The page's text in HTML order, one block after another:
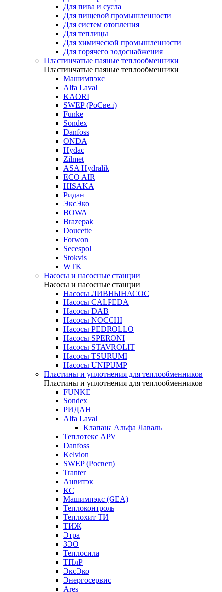
Для пива и сусла
Для пищевой промышленности
Для систем отопления
Для теплицы
Для химической промышленности
Для горячего водоснабжения
Пластинчатые паяные теплообменники
Пластинчатые паяные теплообменники
Машимпэкс
Alfa Laval
KAORI
SWEP (РоСвеп)
Funke
Sondex
Danfoss
ONDA
Hydac
Zilmet
ASA Hydralik
ECO AIR
HISAKA
Ридан
ЭксЭко
BOWA
Brazepak
Doucette
Forwon
Secespol
Stokvis
WTK
Насосы и насосные станции
Насосы и насосные станции
Насосы ЛИВНЫНАСОС
Насосы CALPEDA
Насосы DAB
Насосы NOCCHI
Насосы PEDROLLO
Насосы SPERONI
Насосы STAVROLIT
Насосы TSURUMI
Насосы UNIPUMP
Пластины и уплотнения для теплообменников
Пластины и уплотнения для теплообменников
FUNKE
Sondex
РИДАН
Alfa Laval
Клапана Альфа Лаваль
Теплотекс APV
Danfoss
Kelvion
SWEP (Росвеп)
Tranter
Анвитэк
КС
Машимпэкс (GEA)
Теплоконтроль
Теплохит ТИ
ТИЖ
Этра
ЗЭО
Теплосила
ТПлР
ЭксЭко
Энергосервис
Ares